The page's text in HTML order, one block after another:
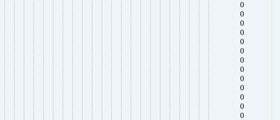
0
0
0
0
0
0
0
0
0
0
0
0
0